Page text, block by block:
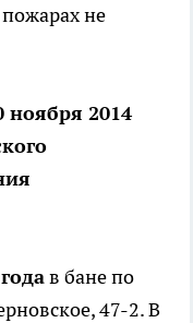
не
ноября 2014
в бане по
47-2. В